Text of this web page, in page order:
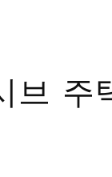
브 주